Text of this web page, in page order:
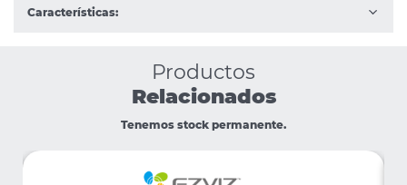
Características:
Productos
Relacionados
Tenemos stock permanente.